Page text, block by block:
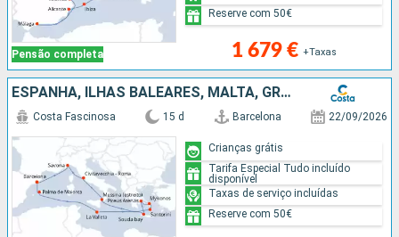
Pensão completa 1 679 € +Taxas
Reserve com 50€
ESPANHA, ILHAS BALEARES, MALTA, GRÉCIA, ITÁLIA
Costa Fascinosa 15 d Barcelona 22/09/2026
Crianças grátis
Tarifa Especial Tudo incluído
disponível
Taxas de serviço incluídas
Reserve com 50€